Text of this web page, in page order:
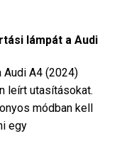
lámpát a Audi
Audi A4 (2024)
leírt utasításokat.
módban kell
egy